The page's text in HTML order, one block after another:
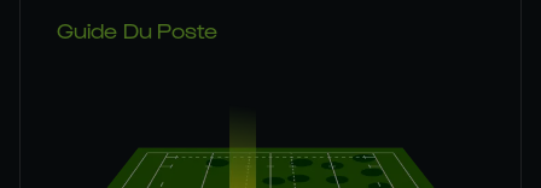
Guide Du Poste